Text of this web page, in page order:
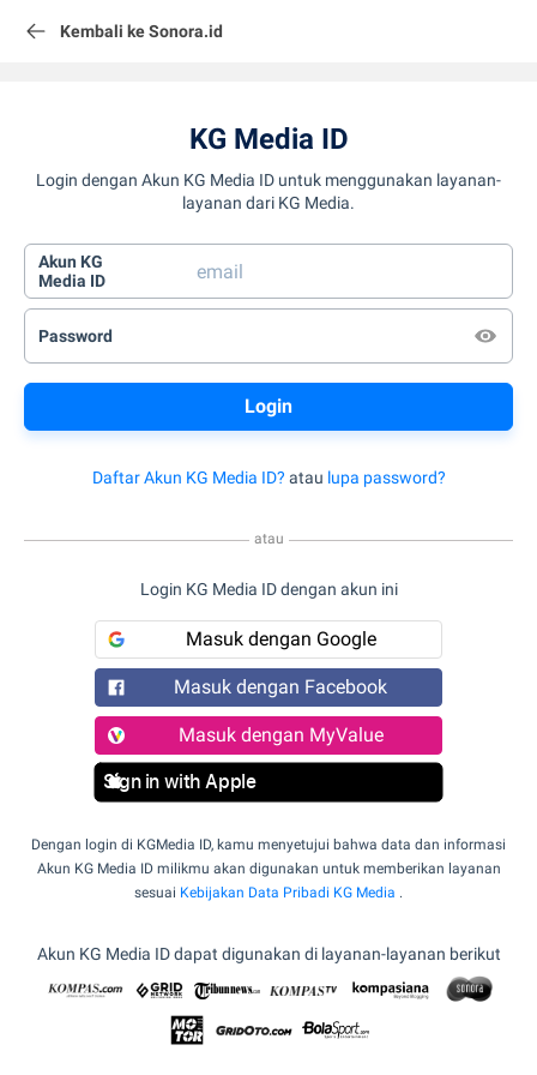
Kembali ke Sonora.id
KG Media ID
Login dengan Akun KG Media ID untuk menggunakan layanan-
layanan dari KG Media.
Akun KG
Media ID
Password
Daftar Akun KG Media ID? atau lupa password?
atau
Login KG Media ID dengan akun ini
Masuk dengan Google
Masuk dengan Facebook
Masuk dengan MyValue
Sign in with Apple
Dengan login di KGMedia ID, kamu menyetujui bahwa data dan informasi
Akun KG Media ID milikmu akan digunakan untuk memberikan layanan
sesuai Kebijakan Data Pribadi KG Media .
Akun KG Media ID dapat digunakan di layanan-layanan berikut